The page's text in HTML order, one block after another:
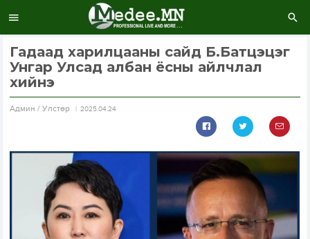
Гадаад харилцааны сайд Б.Батцэцэг
Унгар Улсад албан ёсны айлчлал
хийнэ
Aдмин / Улстөр 2025.04.24